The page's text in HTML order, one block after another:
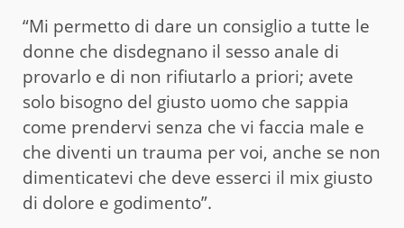
“Mi permetto di dare un consiglio a tutte le
donne che disdegnano il sesso anale di
provarlo e di non rifiutarlo a priori; avete
solo bisogno del giusto uomo che sappia
come prendervi senza che vi faccia male e
che diventi un trauma per voi, anche se non
dimenticatevi che deve esserci il mix giusto
di dolore e godimento”.